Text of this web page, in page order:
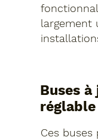
largement
Buses
réglable
Ces